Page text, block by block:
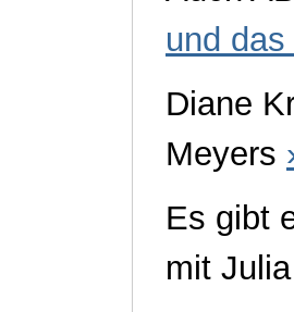
und
Diane
Meyers
Es gibt
mit